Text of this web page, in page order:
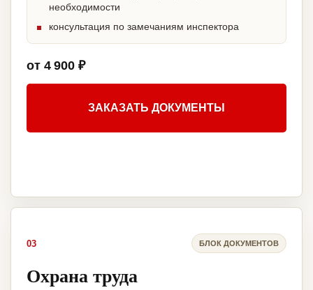
необходимости
консультация по замечаниям инспектора
от 4 900 ₽
ЗАКАЗАТЬ ДОКУМЕНТЫ
03 БЛОК ДОКУМЕНТОВ
Охрана труда